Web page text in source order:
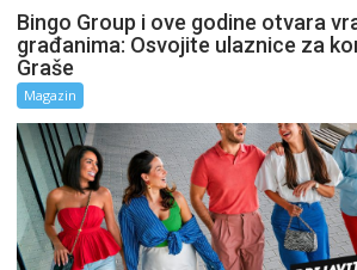
Bingo Group i ove godine otvara
građanima: Osvojite ulaznice za
Graše
Magazin